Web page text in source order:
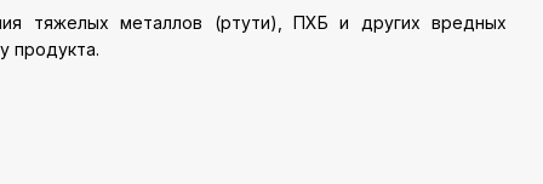
тяжелых металлов (ртути), ПХБ и других вредных
продукта.